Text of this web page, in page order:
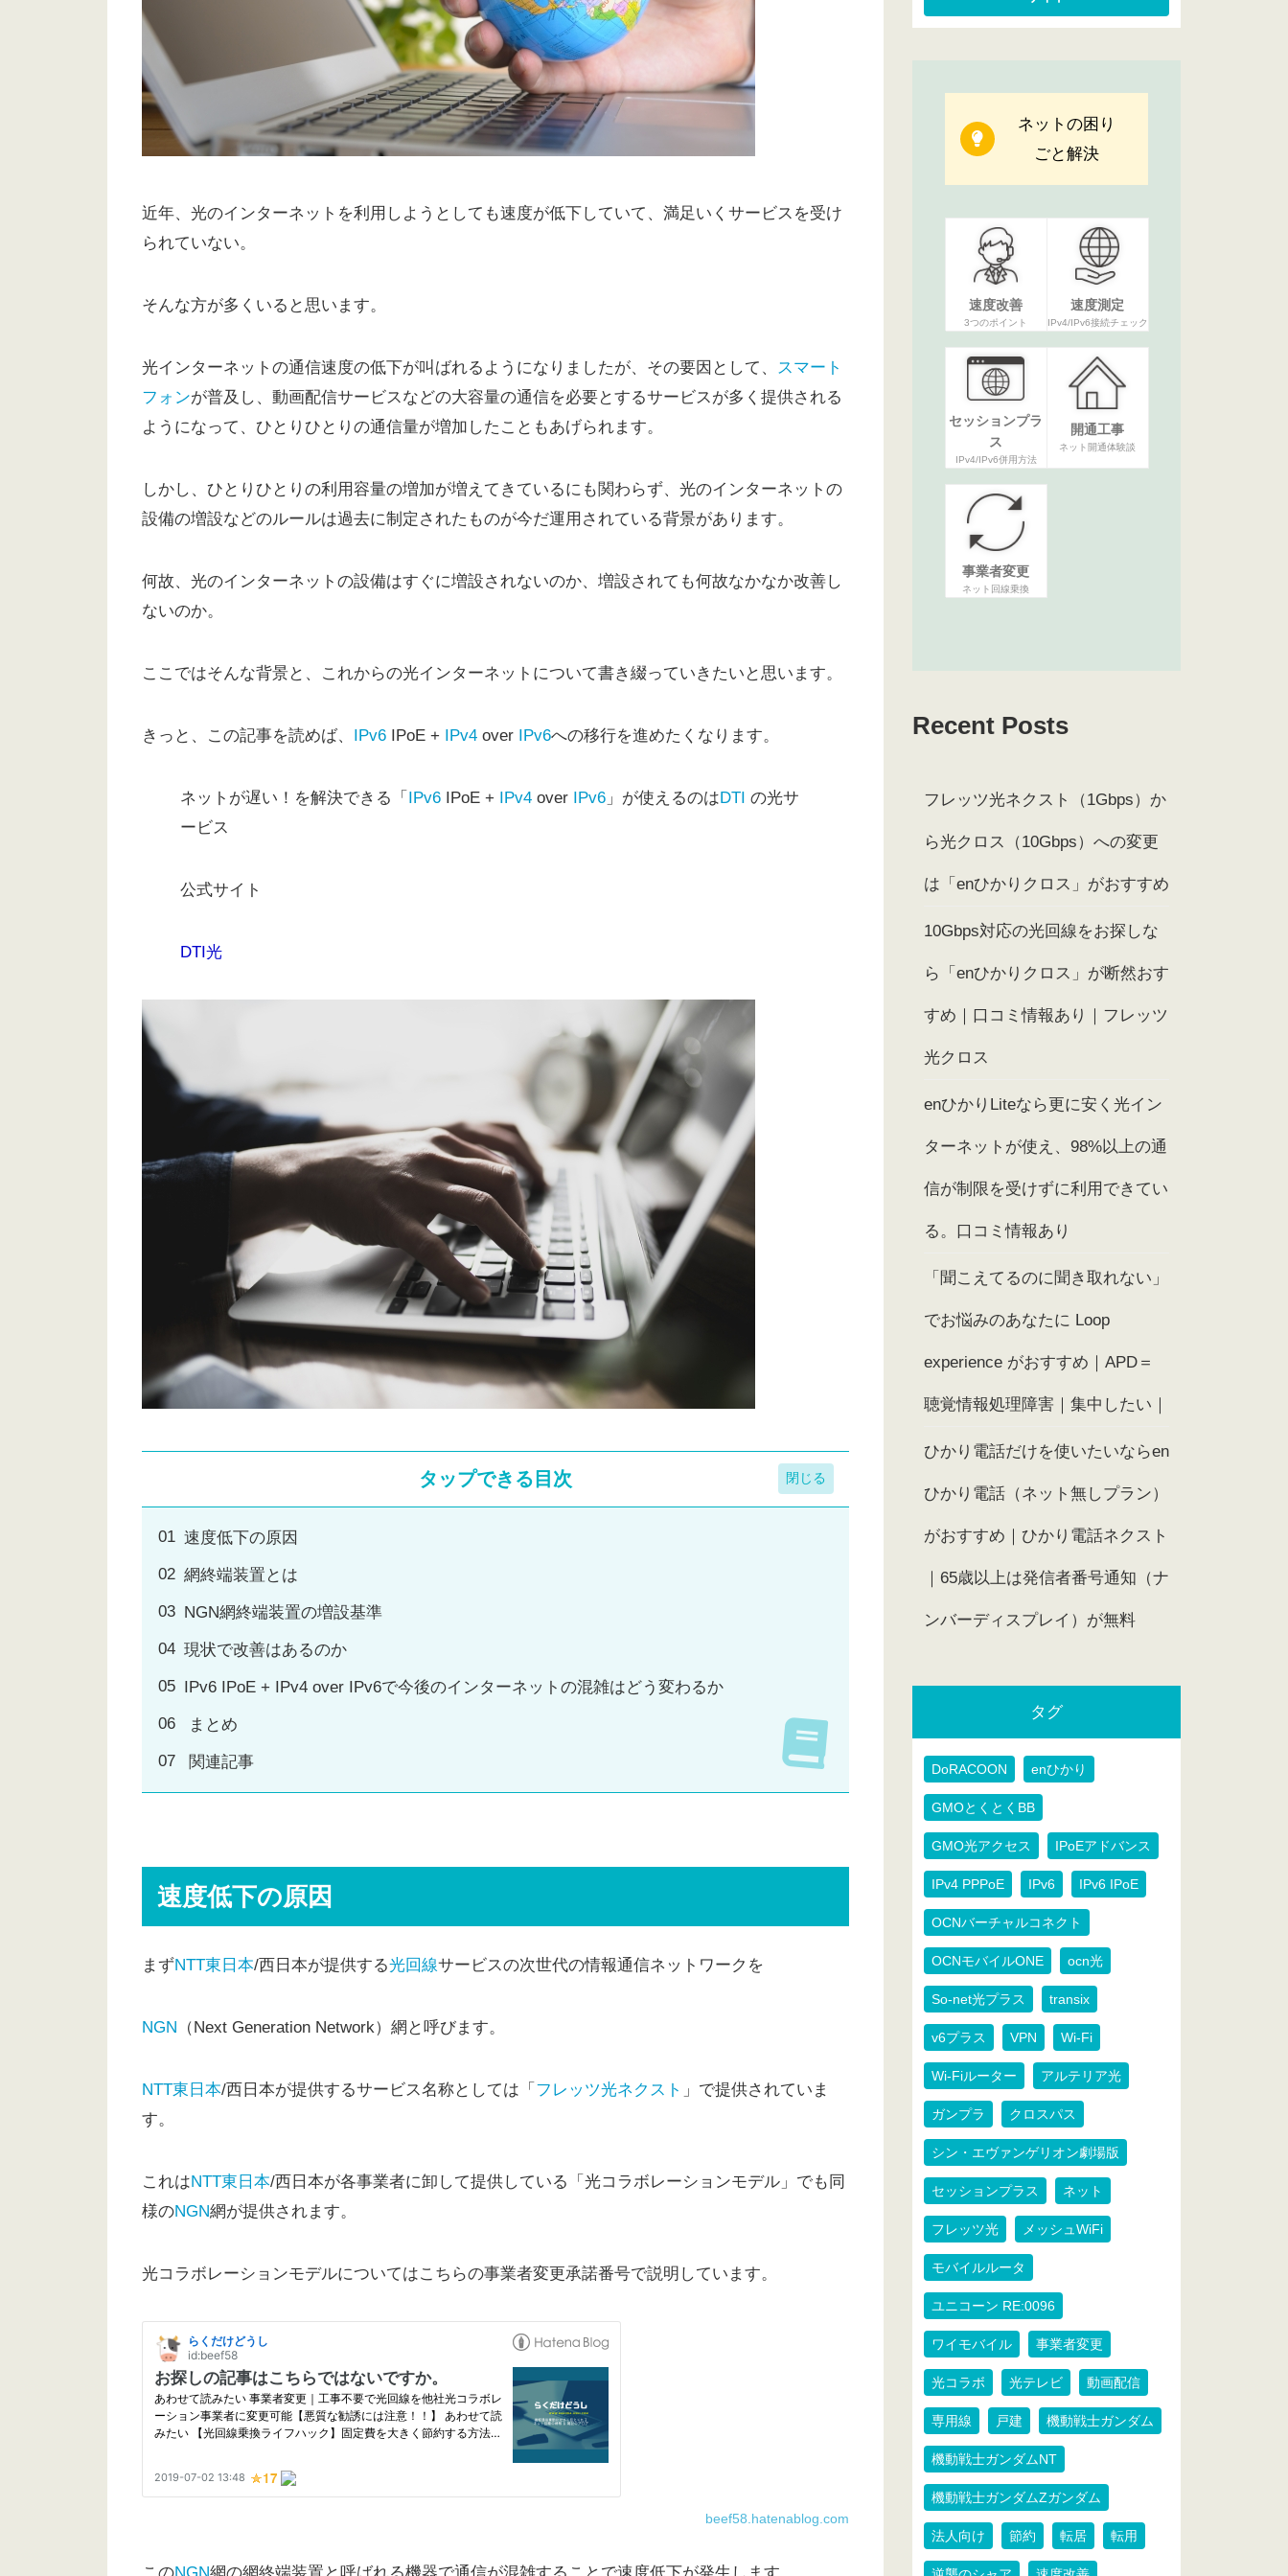
近年、光のインターネットを利用しようとしても速度が低下していて、満足いくサービスを受け
られていない。
そんな方が多くいると思います。
光インターネットの通信速度の低下が叫ばれるようになりましたが、その要因として、 スマート
フォンが普及し、動画配信サービスなどの大容量の通信を必要とするサービスが多く提供される
ようになって、ひとりひとりの通信量が増加したこともあげられます。
しかし、ひとりひとりの利用容量の増加が増えてきているにも関わらず、 光のインターネットの
設備の増設などのルールは過去に制定されたものが今だ運用されている背景があります。
何故、光のインターネットの設備はすぐに増設されないのか、増設されても何故なかなか改善し
ないのか。
ここではそんな背景と、これからの光インターネットについて書き綴っていきたいと思います。
きっと、この記事を読めば、 IPv6 IPoE + IPv4 over IPv6への移行を進めたくなります。
ネットが遅い！を解決できる「 IPv6 IPoE + IPv4 over IPv6 」が使えるのはDTI の光サ
ービス
公式サイト
DTI光
タップできる目次
速度低下の原因
網終端装置とは
NGN網終端装置の増設基準
現状で改善はあるのか
IPv6 IPoE + IPv4 over IPv6で今後のインターネットの混雑はどう変わるか
まとめ
関連記事
速度低下の原因
まずNTT東日本/西日本が提供する光回線サービスの次世代の情報通信ネットワークを
NGN （Next Generation Network）網と呼びます。
NTT東日本/西日本が提供するサービス名称としては「 フレッツ光ネクスト 」で提供されていま
す。
これはNTT東日本/西日本が各事業者に卸して提供している「光コラボレーションモデル」でも 同
様のNGN網が提供されます。
光コラボレーションモデルについてはこちらの事業者変更承諾番号で説明しています。
beef58.hatenablog.com
ネットの困り
ごと解決
速度改善
3つのポイント
速度測定
IPv4/IPv6接続チェック
セッションプラ
ス
IPv4/IPv6併用方法
開通工事
ネット開通体験談
事業者変更
ネット回線乗換
Recent Posts
フレッツ光ネクスト（1Gbps）か
ら光クロス（10Gbps）への変更
は「enひかりクロス」がおすすめ
10Gbps対応の光回線をお探しな
ら「enひかりクロス」が断然おす
すめ｜口コミ情報あり｜フレッツ
光クロス
enひかりLiteなら更に安く光イン
ターネットが使え、98%以上の通
信が制限を受けずに利用できてい
る。口コミ情報あり
「聞こえてるのに聞き取れない」
でお悩みのあなたに Loop
experience がおすすめ｜APD＝
聴覚情報処理障害｜集中したい｜
ひかり電話だけを使いたいならen
ひかり電話（ネット無しプラン）
がおすすめ｜ひかり電話ネクスト
｜65歳以上は発信者番号通知（ナ
ンバーディスプレイ）が無料
タグ
DoRACOON enひかり
GMOとくとくBB
GMO光アクセス IPoEアドバンス
IPv4 PPPoE IPv6 IPv6 IPoE
OCNバーチャルコネクト
OCNモバイルONE ocn光
So-net光プラス transix
v6プラス VPN Wi-Fi
Wi-Fiルーター アルテリア光
ガンプラ クロスパス
シン・エヴァンゲリオン劇場版
セッションプラス ネット
フレッツ光 メッシュWiFi
モバイルルータ
ユニコーン RE:0096
ワイモバイル 事業者変更
光コラボ 光テレビ 動画配信
専用線 戸建 機動戦士ガンダム
機動戦士ガンダムNT
機動戦士ガンダムZガンダム
法人向け 節約 転居 転用